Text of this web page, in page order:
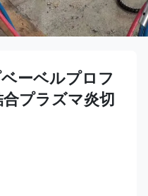
ーベルプロフ
プラズマ炎切